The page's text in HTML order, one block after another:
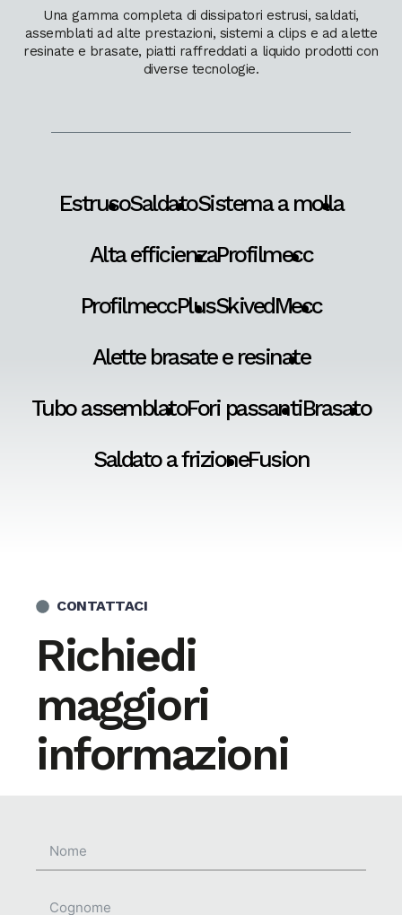
Una gamma completa di dissipatori estrusi, saldati,
assemblati ad alte prestazioni, sistemi a clips e ad alette
resinate e brasate, piatti raffreddati a liquido prodotti con
diverse tecnologie.
EstrusoSaldatoSistema a molla
Alta efficienzaProfilmecc
ProfilmeccPlusSkivedMecc
Alette brasate e resinate
Tubo assemblatoFori passantiBrasato
Saldato a frizioneFusion
CONTATTACI
Richiedi
maggiori
informazioni